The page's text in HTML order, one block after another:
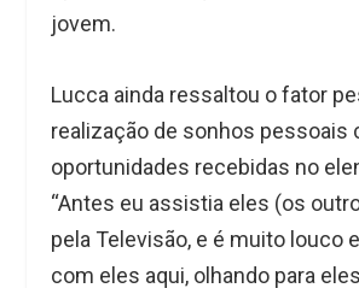
jovem.
Lucca ainda ressaltou o fator
realização de sonhos pessoais
oportunidades recebidas no
“Antes eu assistia eles (os
pela Televisão, e é muito louco
com eles aqui, olhando para